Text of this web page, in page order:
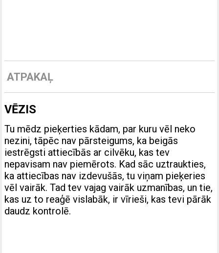
ATPAKAĻ
VĒZIS
Tu mēdz pieķerties kādam, par kuru vēl neko
nezini, tāpēc nav pārsteigums, ka beigās
iestrēgsti attiecībās ar cilvēku, kas tev
nepavisam nav piemērots. Kad sāc uztraukties,
ka attiecības nav izdevušās, tu viņam pieķeries
vēl vairāk. Tad tev vajag vairāk uzmanības, un tie,
kas uz to reaģē vislabāk, ir vīrieši, kas tevi pārāk
daudz kontrolē.